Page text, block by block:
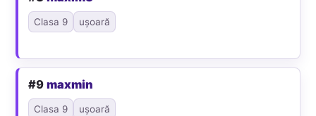
Clasa 9 ușoară
#9maxmin
Clasa 9 ușoară